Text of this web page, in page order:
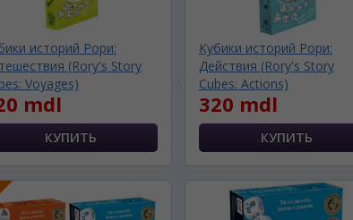
историй Рори:
(Rory's Story
Voyages)
mdl
Кубики историй Рори:
Действия (Rory's Story
Cubes: Actions)
320 mdl